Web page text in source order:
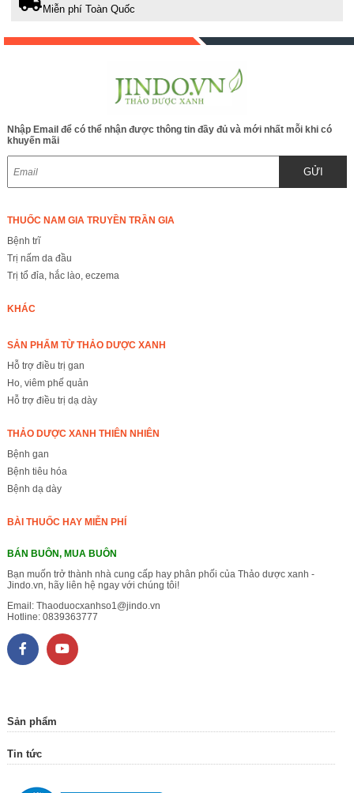
Miễn phí Toàn Quốc
Nhập Email để có thể nhận được thông tin đầy đủ và mới nhất mỗi khi có
khuyến mãi
GỬI
THUỐC NAM GIA TRUYỀN TRẦN GIA
Bệnh trĩ
Trị nấm da đầu
Trị tổ đỉa, hắc lào, eczema
KHÁC
SẢN PHẨM TỪ THẢO DƯỢC XANH
Hỗ trợ điều trị gan
Ho, viêm phế quản
Hỗ trợ điều trị dạ dày
THẢO DƯỢC XANH THIÊN NHIÊN
Bệnh gan
Bệnh tiêu hóa
Bệnh dạ dày
BÀI THUỐC HAY MIỄN PHÍ
BÁN BUÔN, MUA BUÔN
Bạn muốn trở thành nhà cung cấp hay phân phối của Thảo dược xanh -
Jindo.vn, hãy liên hệ ngay với chúng tôi!
Email: Thaoduocxanhso1@jindo.vn
Hotline: 0839363777
Sản phẩm
Tin tức